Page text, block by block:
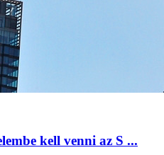
kell venni az S ...